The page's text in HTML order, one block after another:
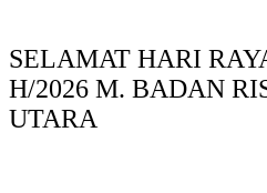
SELAMAT HARI
H/2026 M. BADAN
UTARA